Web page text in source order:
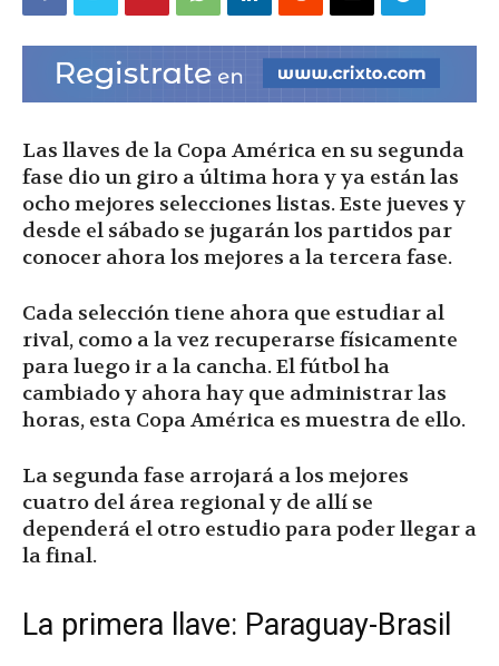
|
Hora
|
Las llaves de la Copa América en su segunda
fase dio un giro a última hora y ya están las
ocho mejores selecciones listas. Este jueves y
desde el sábado se jugarán los partidos par
conocer ahora los mejores a la tercera fase.
Cada selección tiene ahora que estudiar al
rival, como a la vez recuperarse físicamente
para luego ir a la cancha. El fútbol ha
cambiado y ahora hay que administrar las
horas, esta Copa América es muestra de ello.
La segunda fase arrojará a los mejores
cuatro del área regional y de allí se
dependerá el otro estudio para poder llegar a
la final.
La primera llave: Paraguay-Brasil